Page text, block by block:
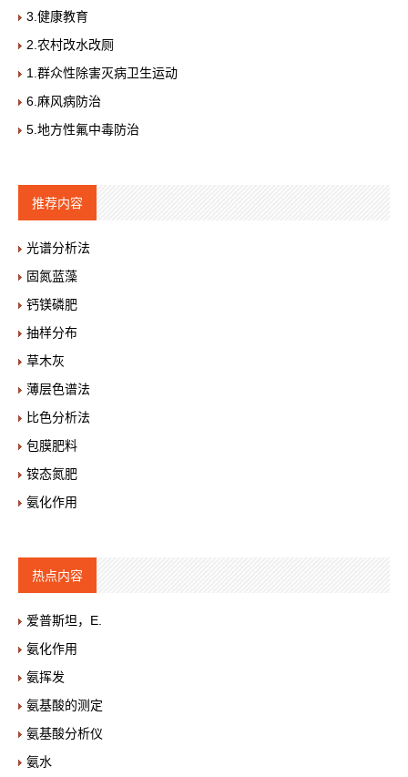
3.健康教育
2.农村改水改厕
1.群众性除害灭病卫生运动
6.麻风病防治
5.地方性氟中毒防治
推荐内容
光谱分析法
固氮蓝藻
钙镁磷肥
抽样分布
草木灰
薄层色谱法
比色分析法
包膜肥料
铵态氮肥
氨化作用
热点内容
爱普斯坦，E.
氨化作用
氨挥发
氨基酸的测定
氨基酸分析仪
氨水